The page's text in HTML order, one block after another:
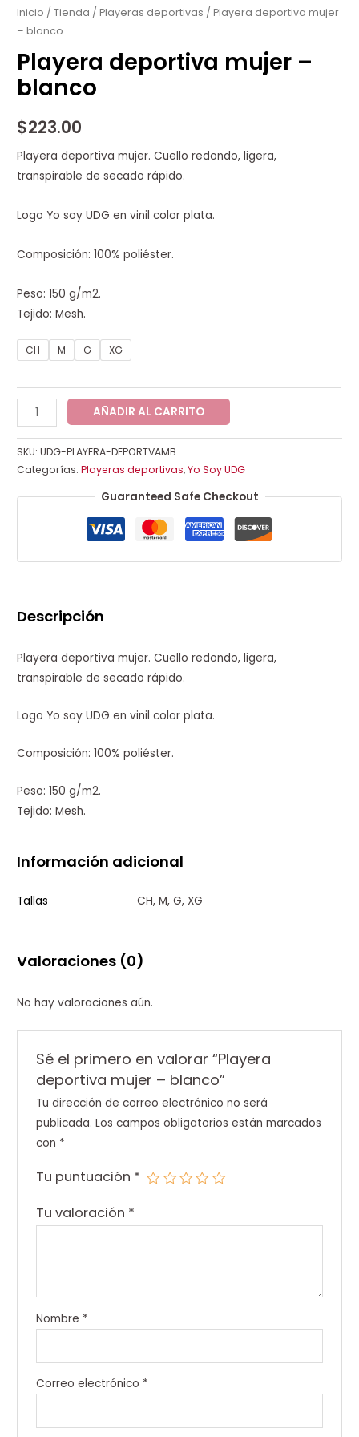
Inicio /Tienda /Playeras deportivas / Playera deportiva mujer
– blanco
Playera deportiva mujer –
blanco
$223.00
Playera deportiva mujer. Cuello redondo, ligera,
transpirable de secado rápido.
Logo Yo soy UDG en vinil color plata.
Composición: 100% poliéster.
Peso: 150 g/m2.
Tejido: Mesh.
CH M G XG
mujer
-
blanco
cantidad
AÑADIR AL CARRITO
SKU:UDG-PLAYERA-DEPORTVAMB
Categorías:Playeras deportivas,Yo Soy UDG
Guaranteed Safe Checkout
Descripción
Playera deportiva mujer. Cuello redondo, ligera,
transpirable de secado rápido.
Logo Yo soy UDG en vinil color plata.
Composición: 100% poliéster.
Peso: 150 g/m2.
Tejido: Mesh.
Información adicional
Tallas CH, M, G, XG
Valoraciones (0)
No hay valoraciones aún.
Sé el primero en valorar “Playera
deportiva mujer – blanco”
Tu dirección de correo electrónico no será
publicada. Los campos obligatorios están marcados
con *
Tu puntuación *
Tu valoración *
Nombre *
Correo electrónico *